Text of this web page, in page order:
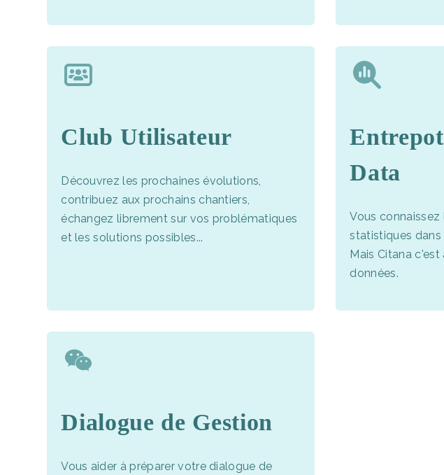
Club Utilisateur
Découvrez les prochaines évolutions,
contribuez aux prochains chantiers,
échangez librement sur vos problématiques
et les solutions possibles...
Data
Vous
statistiques
Mais Citana
données.
Dialogue de Gestion
Vous aider à préparer votre dialogue de